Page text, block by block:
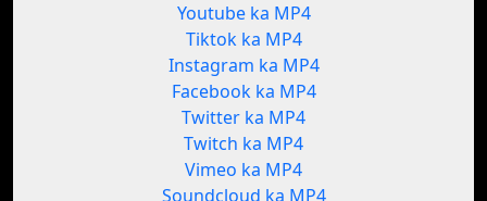
Youtube ka MP4
Tiktok ka MP4
Instagram ka MP4
Facebook ka MP4
Twitter ka MP4
Twitch ka MP4
Vimeo ka MP4
Soundcloud ka MP4